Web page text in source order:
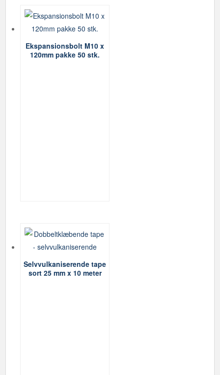
Ekspansionsbolt M10 x
120mm pakke 50 stk.
Selvvulkaniserende tape
sort 25 mm x 10 meter